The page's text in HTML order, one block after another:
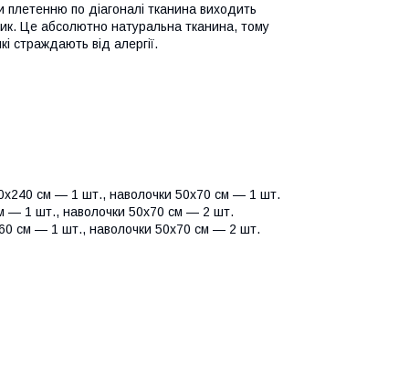
плетенню по діагоналі тканина виходить
Це абсолютно натуральна тканина, тому
страждають від алергії.
см — 1 шт., наволочки 50х70 см — 1 шт.
— 1 шт., наволочки 50х70 см — 2 шт.
см — 1 шт., наволочки 50х70 см — 2 шт.